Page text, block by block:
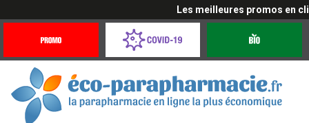
Les meilleures promos en
Offres
Coronavirus